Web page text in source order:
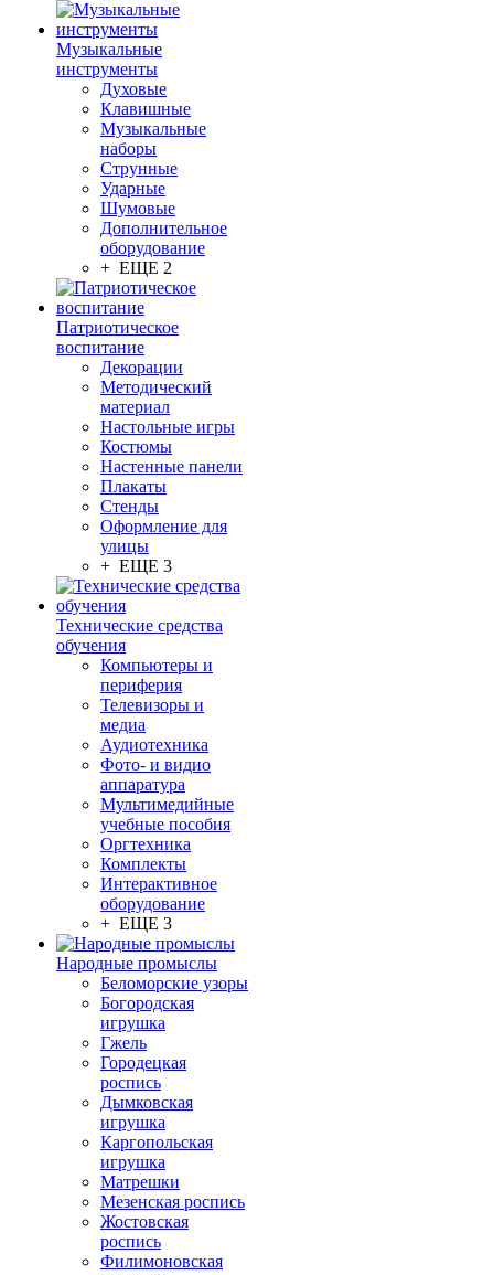
Музыкальные
инструменты
Духовые
Клавишные
Музыкальные
наборы
Струнные
Ударные
Шумовые
Дополнительное
оборудование
+ ЕЩЕ 2
Патриотическое
воспитание
Декорации
Методический
материал
Настольные игры
Костюмы
Настенные панели
Плакаты
Стенды
Оформление для
улицы
+ ЕЩЕ 3
Технические средства
обучения
Компьютеры и
периферия
Телевизоры и
медиа
Аудиотехника
Фото- и видио
аппаратура
Мультимедийные
учебные пособия
Оргтехника
Комплекты
Интерактивное
оборудование
+ ЕЩЕ 3
Народные промыслы
Беломорские узоры
Богородская
игрушка
Гжель
Городецкая
роспись
Дымковская
игрушка
Каргопольская
игрушка
Матрешки
Мезенская роспись
Жостовская
роспись
Филимоновская